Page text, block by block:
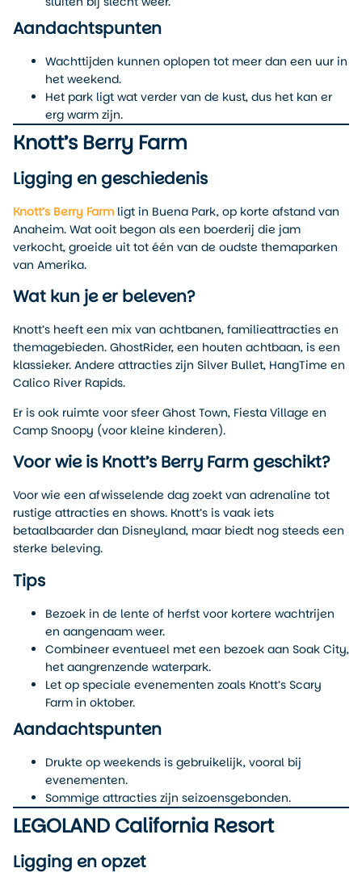
Aandachtspunten
Wachttijden kunnen oplopen tot meer dan een uur in
het weekend.
Het park ligt wat verder van de kust, dus het kan er
erg warm zijn.
Knott’s Berry Farm
Ligging en geschiedenis
Knott’s Berry Farm ligt in Buena Park, op korte afstand van
Anaheim. Wat ooit begon als een boerderij die jam
verkocht, groeide uit tot één van de oudste themaparken
van Amerika.
Wat kun je er beleven?
Knott’s heeft een mix van achtbanen, familieattracties en
themagebieden. GhostRider, een houten achtbaan, is een
klassieker. Andere attracties zijn Silver Bullet, HangTime en
Calico River Rapids.
Er is ook ruimte voor sfeer Ghost Town, Fiesta Village en
Camp Snoopy (voor kleine kinderen).
Voor wie is Knott’s Berry Farm geschikt?
Voor wie een afwisselende dag zoekt van adrenaline tot
rustige attracties en shows. Knott’s is vaak iets
betaalbaarder dan Disneyland, maar biedt nog steeds een
sterke beleving.
Tips
Bezoek in de lente of herfst voor kortere wachtrijen
en aangenaam weer.
Combineer eventueel met een bezoek aan Soak City,
het aangrenzende waterpark.
Let op speciale evenementen zoals Knott’s Scary
Farm in oktober.
Aandachtspunten
Drukte op weekends is gebruikelijk, vooral bij
evenementen.
Sommige attracties zijn seizoensgebonden.
LEGOLAND California Resort
Ligging en opzet